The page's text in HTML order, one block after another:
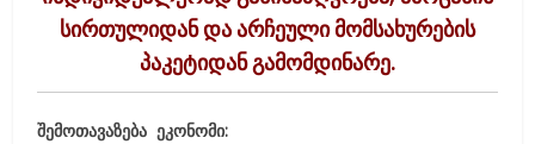
სირთულიდან და არჩეული მომსახურების
პაკეტიდან გამომდინარე.
შემოთავაზება ეკონომი: